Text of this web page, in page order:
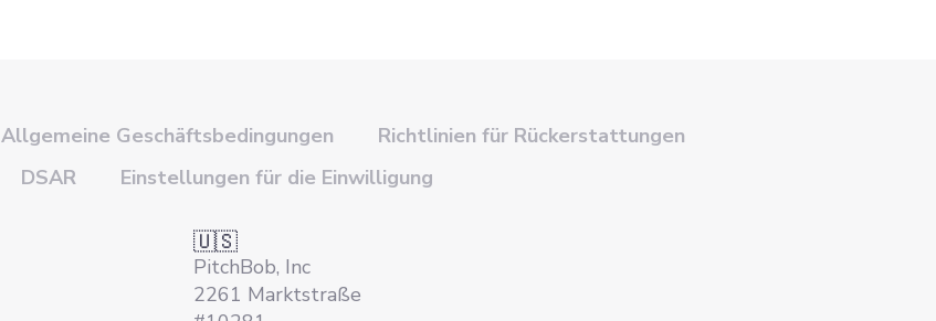
Allgemeine Geschäftsbedingungen
Richtlinien für Rückerstattungen
DSAR Einstellungen für die Einwilligung
🇺🇸
PitchBob, Inc
2261 Marktstraße